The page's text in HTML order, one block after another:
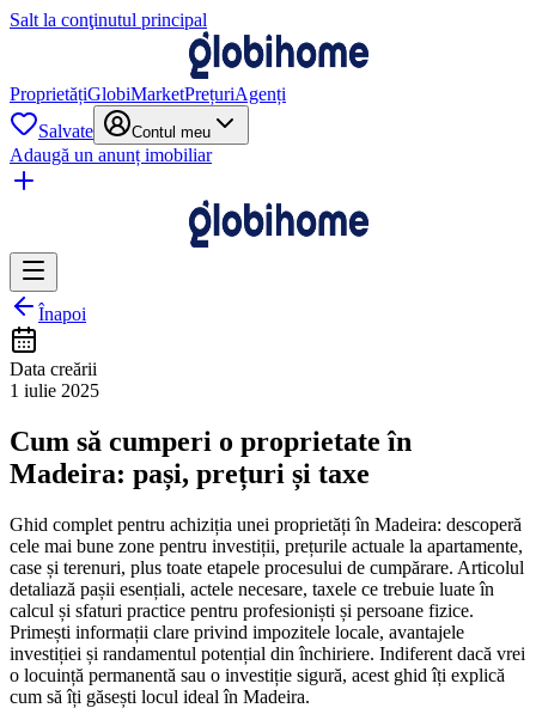
Salt la conţinutul principal
ProprietățiGlobiMarketPrețuriAgenți
Salvate
Contul meu
Adaugă un anunț imobiliar
Înapoi
Data creării
1 iulie 2025
Cum să cumperi o proprietate în
Madeira: pași, prețuri și taxe
Ghid complet pentru achiziția unei proprietăți în Madeira: descoperă
cele mai bune zone pentru investiții, prețurile actuale la apartamente,
case și terenuri, plus toate etapele procesului de cumpărare. Articolul
detaliază pașii esențiali, actele necesare, taxele ce trebuie luate în
calcul și sfaturi practice pentru profesioniști și persoane fizice.
Primești informații clare privind impozitele locale, avantajele
investiției și randamentul potențial din închiriere. Indiferent dacă vrei
o locuință permanentă sau o investiție sigură, acest ghid îți explică
cum să îți găsești locul ideal în Madeira.